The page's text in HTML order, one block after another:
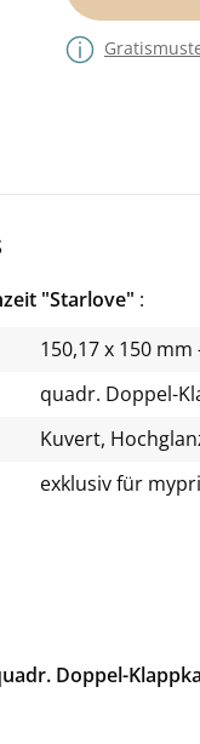
"Starlove"
150,17 x 150
quadr. Doppel-
Kuvert,
exklusiv für
Doppel-